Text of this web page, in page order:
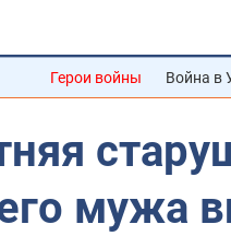
Герои войны Война в
мужа